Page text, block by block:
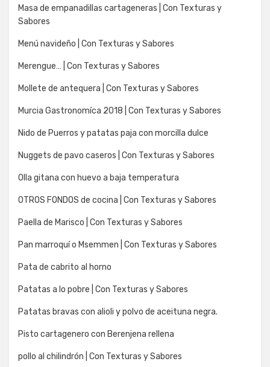
Masa de empanadillas cartageneras | Con Texturas y
Sabores
Menú navideño | Con Texturas y Sabores
Merengue… | Con Texturas y Sabores
Mollete de antequera | Con Texturas y Sabores
Murcia Gastronomíca 2018 | Con Texturas y Sabores
Nido de Puerros y patatas paja con morcilla dulce
Nuggets de pavo caseros | Con Texturas y Sabores
Olla gitana con huevo a baja temperatura
OTROS FONDOS de cocina | Con Texturas y Sabores
Paella de Marisco | Con Texturas y Sabores
Pan marroquí o Msemmen | Con Texturas y Sabores
Pata de cabrito al horno
Patatas a lo pobre | Con Texturas y Sabores
Patatas bravas con alioli y polvo de aceituna negra.
Pisto cartagenero con Berenjena rellena
pollo al chilindrón | Con Texturas y Sabores